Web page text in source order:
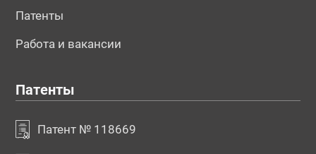
Патенты
Работа и вакансии
Патенты
Патент № 118669